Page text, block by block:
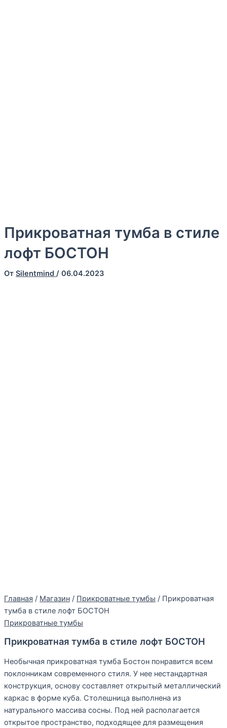
Прикроватная тумба в стиле
лофт БОСТОН
От Silentmind / 06.04.2023
Главная / Магазин / Прикроватные тумбы / Прикроватная
тумба в стиле лофт БОСТОН
Прикроватные тумбы
Прикроватная тумба в стиле лофт БОСТОН
Необычная прикроватная тумба Бостон понравится всем
поклонникам современного стиля. У нее нестандартная
конструкция, основу составляет открытый металлический
каркас в форме куба. Столешница выполнена из
натурального массива сосны. Под ней располагается
открытое пространство, подходящее для размещения